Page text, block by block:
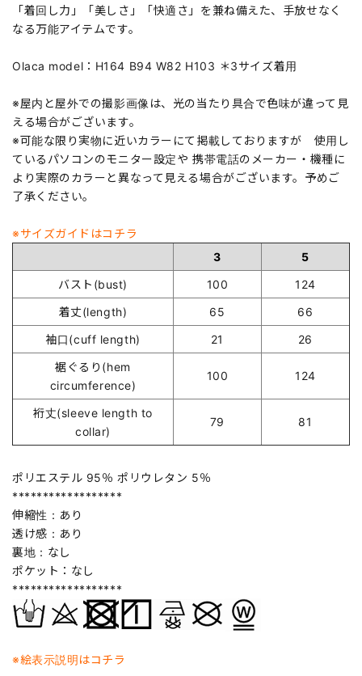
「着回し力」「美しさ」「快適さ」を兼ね備えた、手放せなく
なる万能アイテムです。
Olaca model：H164 B94 W82 H103 ＊3サイズ着用
※屋内と屋外での撮影画像は、光の当たり具合で色味が違って見
える場合がございます。
※可能な限り実物に近いカラーにて掲載しておりますが 使用し
ているパソコンのモニター設定や 携帯電話のメーカー・機種に
より実際のカラーと異なって見える場合がございます。予めご
了承ください。
※サイズガイドはコチラ
3
5
バスト(bust)
100
124
着丈(length)
65
66
袖口(cuff length)
21
26
裾ぐるり(hem
circumference)
100 124
裄丈(sleeve length to
collar)
79 81
ポリエステル 95％ ポリウレタン 5％
******************
伸縮性：あり
透け感：あり
裏地：なし
ポケット：なし
******************
※絵表示説明はコチラ